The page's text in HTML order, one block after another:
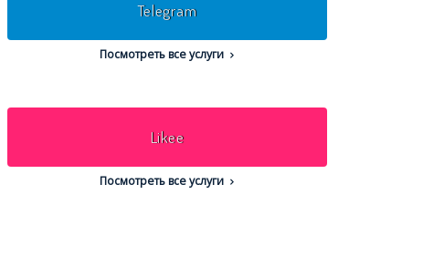
Telegram
Посмотреть все услуги
Likee
Посмотреть все услуги